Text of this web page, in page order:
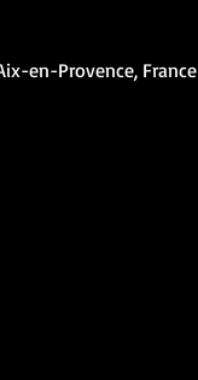
en-Provence, France